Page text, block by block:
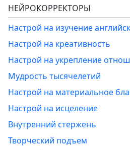
НЕЙРОКОРРЕКТОРЫ
Настрой на изучение
Настрой на креативность
Настрой на укрепление
Мудрость тысячелетий
Настрой на материальное
Настрой на исцеление
Внутренний стержень
Творческий подъем